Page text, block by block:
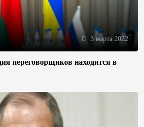
3 марта 2022
переговорщиков находится в